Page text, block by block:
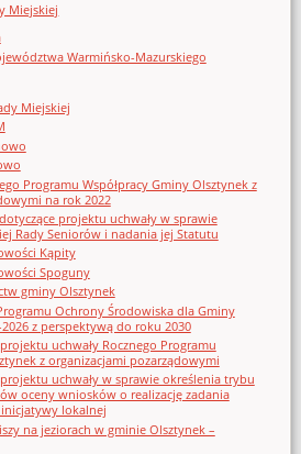
Miejskiej
Warmińsko-Mazurskiego
Miejskiej
Programu Współpracy Gminy Olsztynek z
na rok 2022
projektu uchwały w sprawie
Rady Seniorów i nadania jej Statutu
Kąpity
Spoguny
gminy Olsztynek
Ochrony Środowiska dla Gminy
z perspektywą do roku 2030
uchwały Rocznego Programu
z organizacjami pozarządowymi
uchwały w sprawie określenia trybu
oceny wniosków o realizację zadania
lokalnej
na jeziorach w gminie Olsztynek –